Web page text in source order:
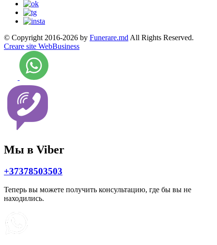
© Copyright 2016-2026 by Funerare.md All Rights Reserved.
Creare site WebBusiness
Мы в Viber
+37378503503
Теперь вы можете получить консультацию, где бы вы не
находились.